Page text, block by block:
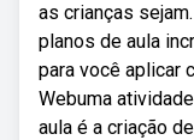
as crianças
planos de aula
para você aplicar
Webuma
aula é a criação